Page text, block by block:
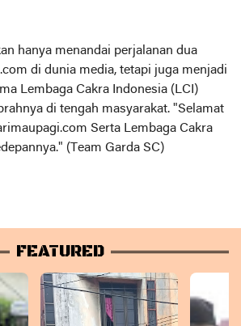
hanya menandai perjalanan dua
di dunia media, tetapi juga menjadi
Lembaga Cakra Indonesia (LCI)
di tengah masyarakat. "Selamat
Serta Lembaga Cakra
(Team Garda SC)
FEATURED